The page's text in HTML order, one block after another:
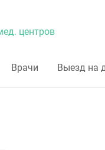
центров
Врачи Выезд на